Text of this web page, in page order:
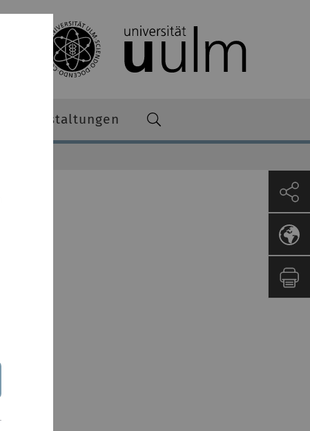
Veranstaltungen